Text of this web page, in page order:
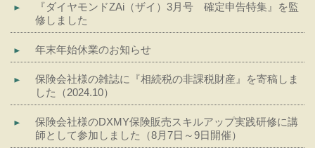
『ダイヤモンドZAi（ザイ）3月号 確定申告特集』を監
修しました
年末年始休業のお知らせ
保険会社様の雑誌に『相続税の非課税財産』を寄稿しま
した（2024.10）
保険会社様のDXMY保険販売スキルアップ実践研修に講
師として参加しました（8月7日～9日開催）